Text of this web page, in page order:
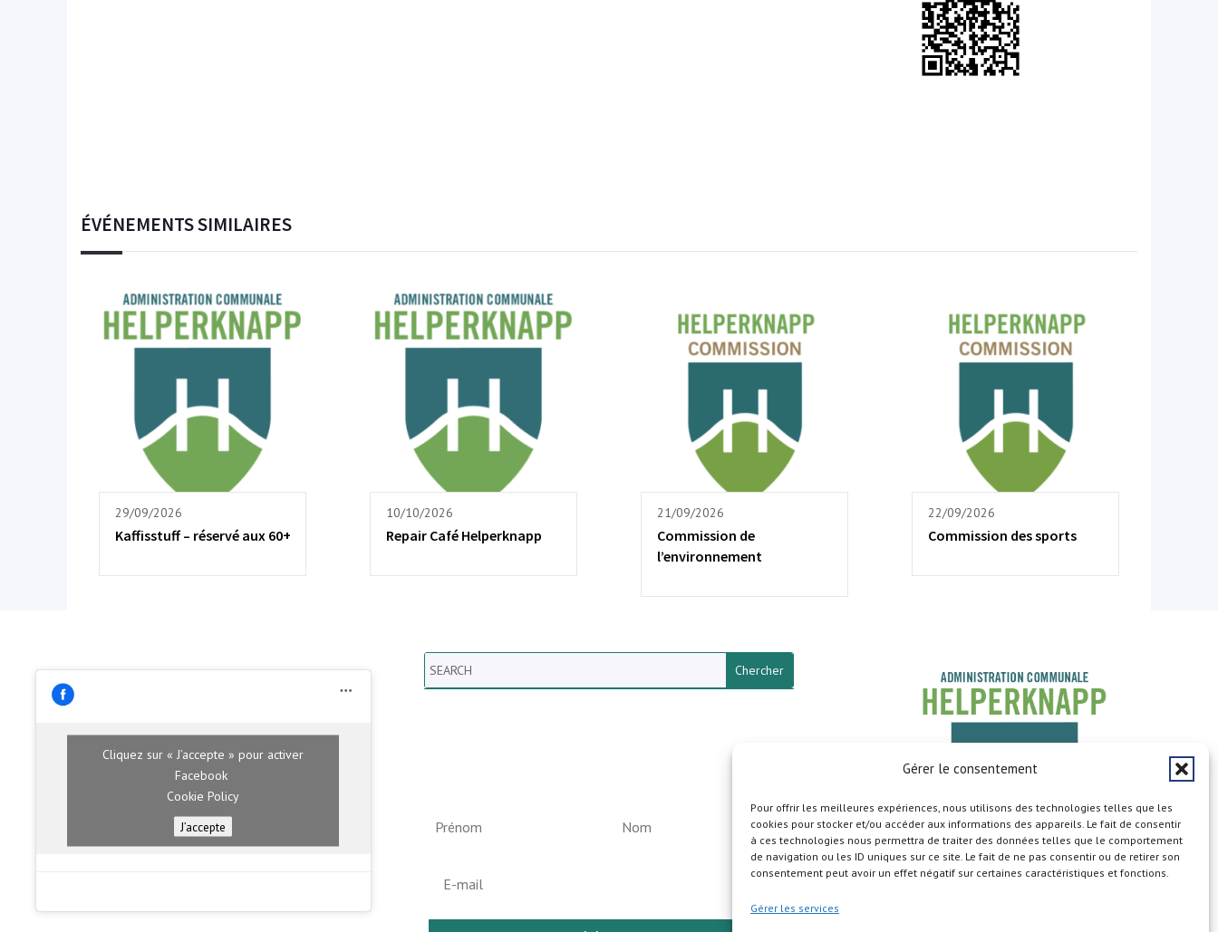
Gérer le consentement
Pour offrir les meilleures expériences, nous utilisons des technologies telles que les
cookies pour stocker et/ou accéder aux informations des appareils. Le fait de consentir
à ces technologies nous permettra de traiter des données telles que le comportement
de navigation ou les ID uniques sur ce site. Le fait de ne pas consentir ou de retirer son
consentement peut avoir un effet négatif sur certaines caractéristiques et fonctions.
Gérer les services
ÉVÉNEMENTS SIMILAIRES
29/09/2026
Kaffisstuff – réservé aux 60+
10/10/2026
Repair Café Helperknapp
21/09/2026
Commission de
l’environnement
22/09/2026
Commission des sports
Cliquez sur « J’accepte » pour activer
Facebook
Cookie Policy
J’accepte
Search